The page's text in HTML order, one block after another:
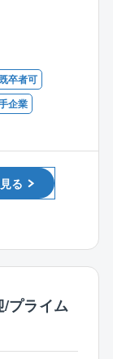
が月3万円
から問題
50年以上の
きた信頼と
広い管理実
ブルの一次
請など）を
くり向き
確に捉
に25～35件
ンを企画し
れます。
種申請等業
ません。
お客様が考
て頂く仕事
卒者可
企業
る
/プライム